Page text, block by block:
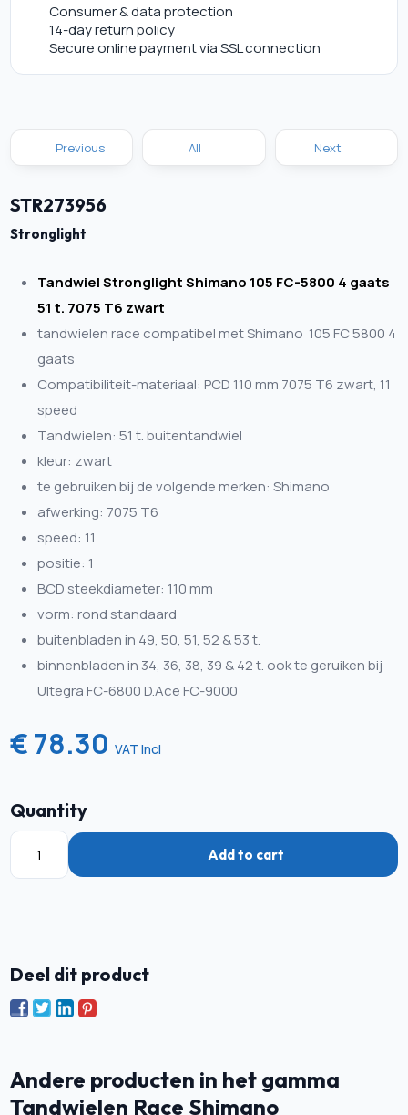
Consumer & data protection
14-day return policy
Secure online payment via SSL connection
Previous All Next
STR273956
Stronglight
Tandwiel Stronglight Shimano 105 FC-5800 4 gaats
51 t. 7075 T6 zwart
tandwielen race compatibel met Shimano 105 FC 5800 4
gaats
Compatibiliteit-materiaal: PCD 110 mm 7075 T6 zwart, 11
speed
Tandwielen: 51 t. buitentandwiel
kleur: zwart
te gebruiken bij de volgende merken: Shimano
afwerking: 7075 T6
speed: 11
positie: 1
BCD steekdiameter: 110 mm
vorm: rond standaard
buitenbladen in 49, 50, 51, 52 & 53 t.
binnenbladen in 34, 36, 38, 39 & 42 t. ook te geruiken bij
Ultegra FC-6800 D.Ace FC-9000
€ 78.30VAT Incl
Quantity
Add to cart
Deel dit product
Andere producten in het gamma
Tandwielen Race Shimano